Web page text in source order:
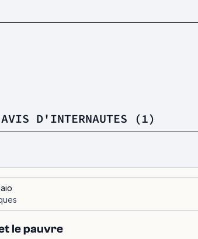
D'INTERNAUTES (1)
le pauvre